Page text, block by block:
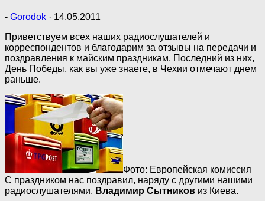
- Gorodok · 14.05.2011
Приветствуем всех наших радиослушателей и
корреспондентов и благодарим за отзывы на передачи и
поздравления к майским праздникам. Последний из них,
День Победы, как вы уже знаете, в Чехии отмечают днем
раньше.
Фото: Европейская комиссия
С праздником нас поздравил, наряду с другими нашими
радиослушателями, Владимир Сытников из Киева.